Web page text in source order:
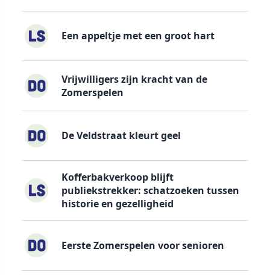
Een appeltje met een groot hart
Vrijwilligers zijn kracht van de
Zomerspelen
De Veldstraat kleurt geel
Kofferbakverkoop blijft
publiekstrekker: schatzoeken tussen
historie en gezelligheid
Eerste Zomerspelen voor senioren